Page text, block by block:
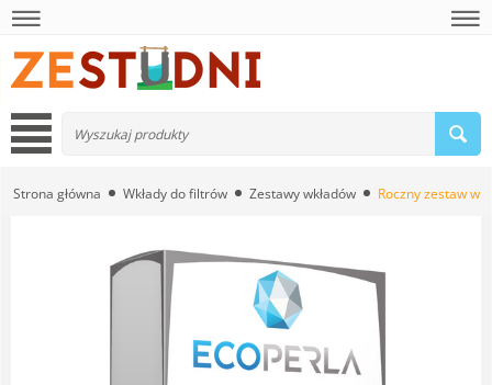
Strona główna Wkłady do filtrów Zestawy wkładów Roczny zestaw